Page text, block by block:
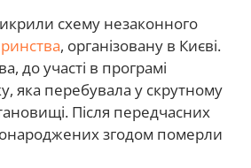
схему незаконного
, організовану в Києві.
до участі в програмі
яка перебувала у скрутному
Після передчасних
згодом померли